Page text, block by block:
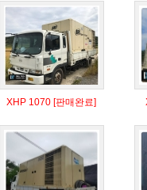
XHP 1070 [판매완료]